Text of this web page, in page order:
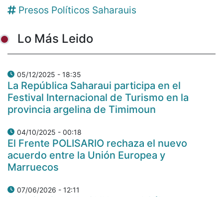
Presos Políticos Saharauis
Lo Más Leido
05/12/2025 - 18:35
La República Saharaui participa en el
Festival Internacional de Turismo en la
provincia argelina de Timimoun
04/10/2025 - 00:18
El Frente POLISARIO rechaza el nuevo
acuerdo entre la Unión Europea y
Marruecos
07/06/2026 - 12:11